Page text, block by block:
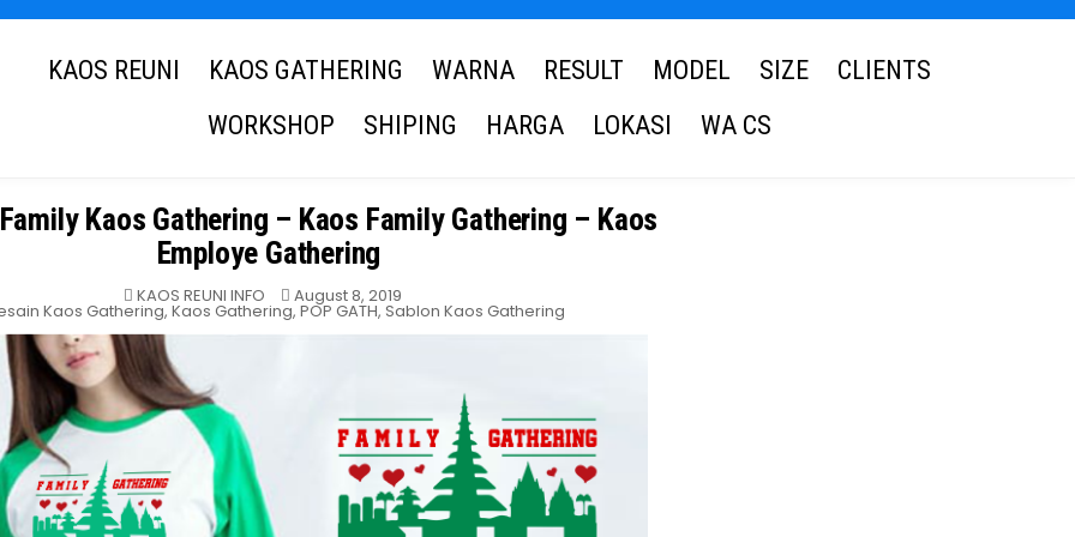
KAOS REUNI KAOS GATHERING WARNA RESULT MODEL SIZE
CLIENTS
WORKSHOP
SHIPING HARGA LOKASI WA CS
Kaos Gathering – Kaos Family Gathering – Kaos
Employe Gathering
KAOS REUNI INFO August 8, 2019
Kaos Gathering, Kaos Gathering, POP GATH, Sablon Kaos Gathering